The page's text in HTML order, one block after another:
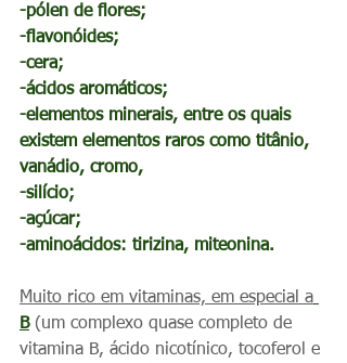
-pólen de flores;
-flavonóides;
-cera;
-ácidos aromáticos;
-elementos minerais, entre os quais
existem elementos raros como titânio,
vanádio, cromo,
-silício;
-açúcar;
-aminoácidos: tirizina, miteonina.
Muito rico em vitaminas, em especial a
B (um complexo quase completo de
vitamina B, ácido nicotínico, tocoferol e